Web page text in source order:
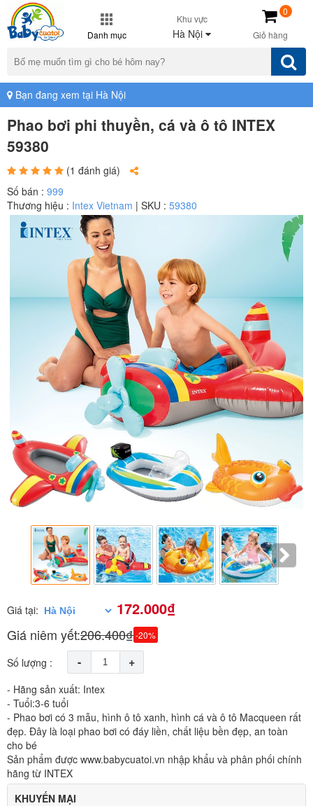
Danh mục
Khu vực
Hà Nội Giỏ hàng
0
Bạn đang xem tại Hà Nội
Phao bơi phi thuyền, cá và ô tô INTEX
59380
(1 đánh giá)
Số bán : 999
Thương hiệu : Intex Vietnam | SKU : 59380
Giá tại: 172.000₫
Giá niêm yết:206.400₫-20%
Số lượng : - +
- Hãng sản xuất: Intex
- Tuổi:3-6 tuổi
- Phao bơi có 3 mẫu, hình ô tô xanh, hình cá và ô tô Macqueen rất
đẹp. Đây là loại phao bơi có đáy liền, chất liệu bền đẹp, an toàn
cho bé
Sản phẩm được www.babycuatoi.vn nhập khẩu và phân phối chính
hãng từ INTEX
KHUYẾN MẠI